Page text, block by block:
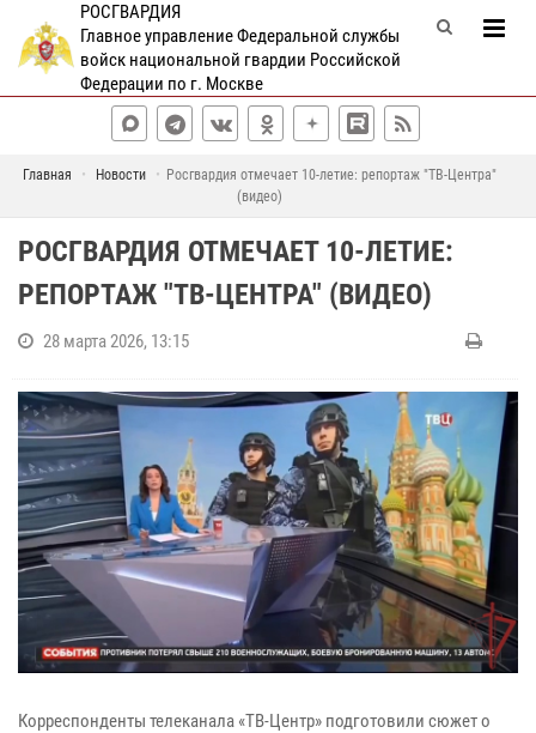
РОСГВАРДИЯ
Главное управление Федеральной службы
войск национальной гвардии Российской
Федерации по г. Москве
Главная Новости
Росгвардия отмечает 10-летие: репортаж "ТВ-Центра"
(видео)
РОСГВАРДИЯ ОТМЕЧАЕТ 10-ЛЕТИЕ:
РЕПОРТАЖ "ТВ-ЦЕНТРА" (ВИДЕО)
28 марта 2026, 13:15
Корреспонденты телеканала «ТВ-Центр» подготовили сюжет о